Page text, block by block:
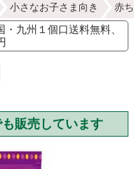
小さなお子さま向き 赤
・九州１個口送料無料、
販売しています